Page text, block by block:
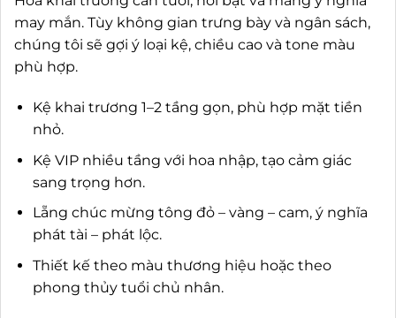
may mắn. Tùy không gian trưng bày và ngân sách,
chúng tôi sẽ gợi ý loại kệ, chiều cao và tone màu
phù hợp.
Kệ khai trương 1–2 tầng gọn, phù hợp mặt tiền
nhỏ.
Kệ VIP nhiều tầng với hoa nhập, tạo cảm giác
sang trọng hơn.
Lẵng chúc mừng tông đỏ – vàng – cam, ý nghĩa
phát tài – phát lộc.
Thiết kế theo màu thương hiệu hoặc theo
phong thủy tuổi chủ nhân.